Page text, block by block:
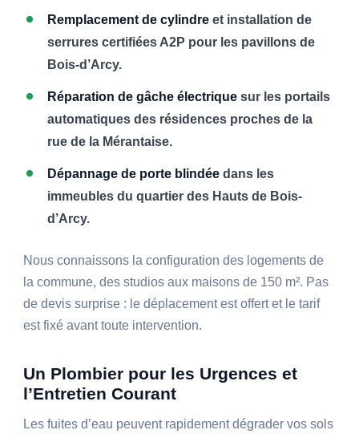
Remplacement de cylindre et installation de
serrures certifiées A2P pour les pavillons de
Bois-d’Arcy.
Réparation de gâche électrique sur les portails
automatiques des résidences proches de la
rue de la Mérantaise.
Dépannage de porte blindée dans les
immeubles du quartier des Hauts de Bois-
d’Arcy.
Nous connaissons la configuration des logements de
la commune, des studios aux maisons de 150 m². Pas
de devis surprise : le déplacement est offert et le tarif
est fixé avant toute intervention.
Un Plombier pour les Urgences et
l’Entretien Courant
Les fuites d’eau peuvent rapidement dégrader vos sols